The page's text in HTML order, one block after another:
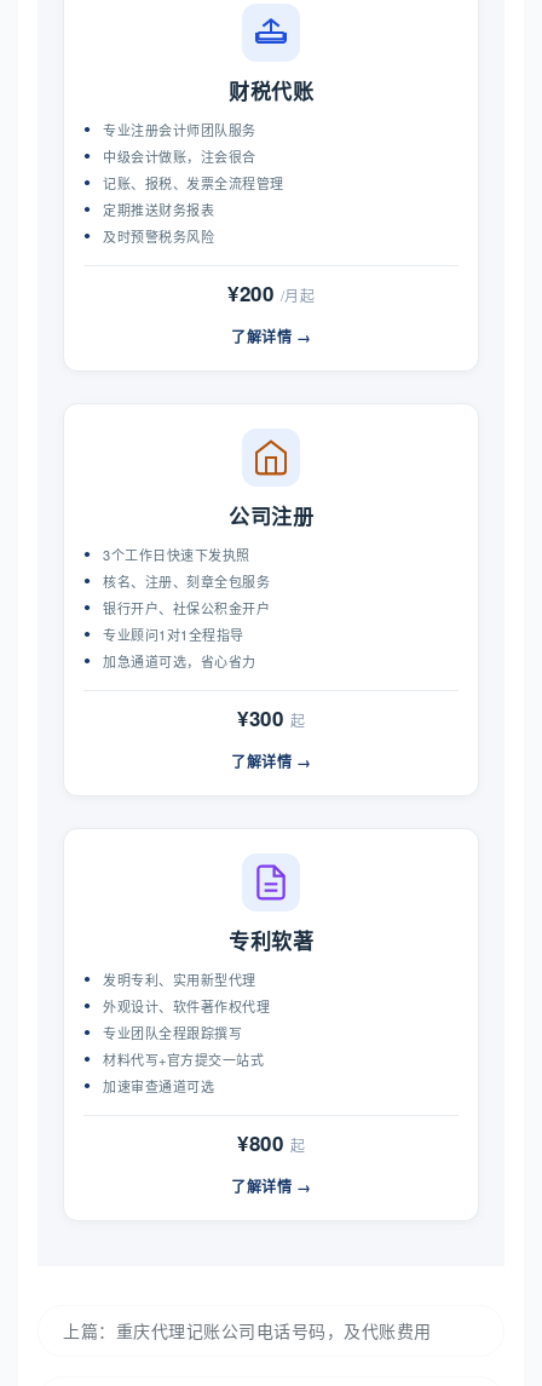
财税代账
专业注册会计师团队服务
中级会计做账，注会很合
记账、报税、发票全流程管理
定期推送财务报表
及时预警税务风险
¥200 /月起
了解详情 →
公司注册
3个工作日快速下发执照
核名、注册、刻章全包服务
银行开户、社保公积金开户
专业顾问1对1全程指导
加急通道可选，省心省力
¥300 起
了解详情 →
专利软著
发明专利、实用新型代理
外观设计、软件著作权代理
专业团队全程跟踪撰写
材料代写+官方提交一站式
加速审查通道可选
¥800 起
了解详情 →
上篇： 重庆代理记账公司电话号码，及代账费用